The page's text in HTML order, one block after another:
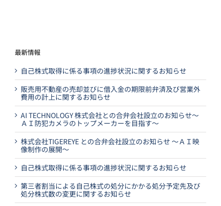
最新情報
自己株式取得に係る事項の進捗状況に関するお知らせ
販売用不動産の売却並びに借入金の期限前弁済及び営業外
費用の計上に関するお知らせ
AI TECHNOLOGY 株式会社との合弁会社設立のお知らせ～
ＡＩ防犯カメラのトップメーカーを目指す～
株式会社TIGEREYE との合弁会社設立のお知らせ ～ＡＩ映
像制作の展開～
自己株式取得に係る事項の進捗状況に関するお知らせ
第三者割当による自己株式の処分にかかる処分予定先及び
処分株式数の変更に関するお知らせ